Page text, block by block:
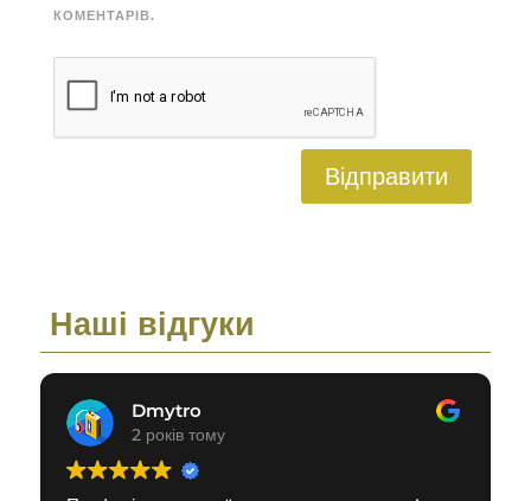
КОМЕНТАРІВ.
Відправити
Наші відгуки
Dmytro
2 років тому